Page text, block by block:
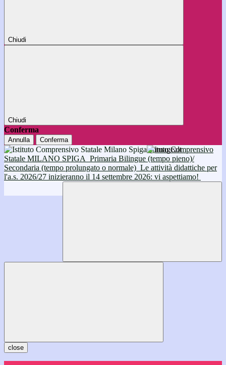
Chiudi
Chiudi
Conferma
Annulla Conferma
Istituto Comprensivo
Statale MILANO SPIGA Primaria Bilingue (tempo pieno)/
Secondaria (tempo prolungato o normale) Le attività didattiche per
l'a.s. 2026/27 inizieranno il 14 settembre 2026: vi aspettiamo!
close